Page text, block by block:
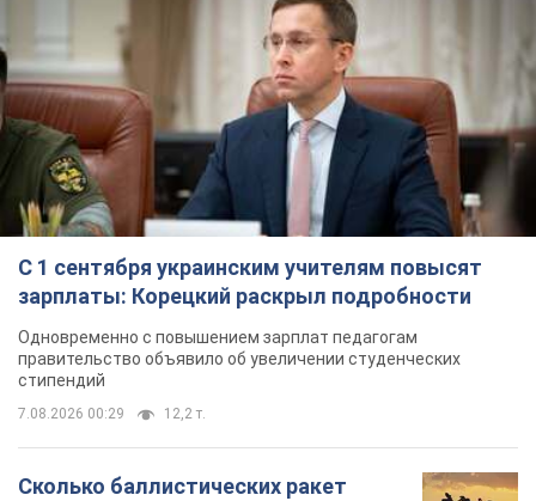
С 1 сентября украинским учителям повысят
зарплаты: Корецкий раскрыл подробности
Одновременно с повышением зарплат педагогам
правительство объявило об увеличении студенческих
стипендий
7.08.2026 00:29 12,2 т.
Сколько баллистических ракет